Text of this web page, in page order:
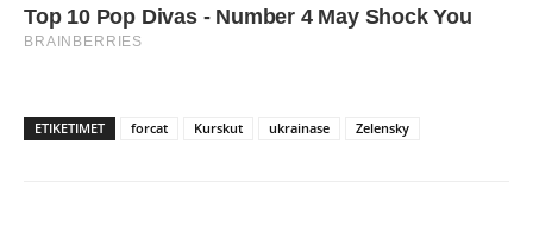
ETIKETIMET forcat Kurskut ukrainase Zelensky